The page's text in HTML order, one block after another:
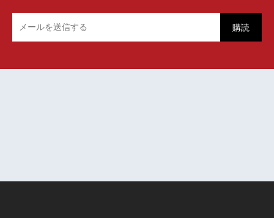
購読